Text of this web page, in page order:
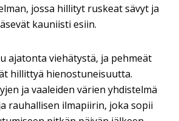
jossa hillityt ruskeat sävyt ja
kauniisti esiin.
ajatonta viehätystä, ja pehmeät
hillittyä hienostuneisuutta.
ja vaaleiden värien yhdistelmä
rauhallisen ilmapiirin, joka sopii